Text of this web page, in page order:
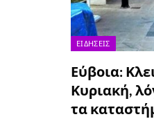
ΕΙΔΉΣΕΙΣ
Εύβοια:
Κυριακή,
τα